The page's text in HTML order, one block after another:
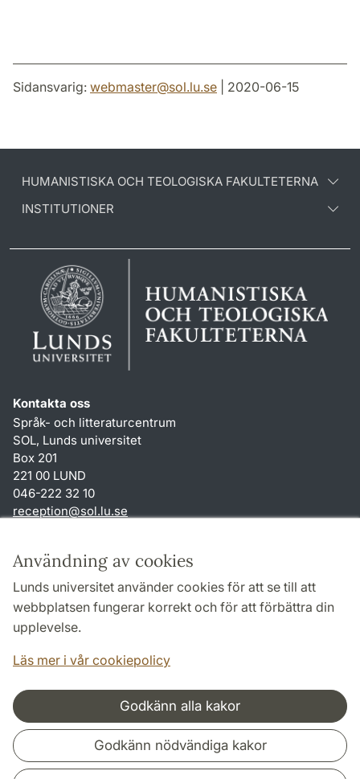
Användning av cookies
Lunds universitet använder cookies för att se till att
webbplatsen fungerar korrekt och för att förbättra din
upplevelse.
Läs mer i vår cookiepolicy
Godkänn alla kakor
Godkänn nödvändiga kakor
Sidansvarig: webmaster@sol.lu.se | 2020-06-15
HUMANISTISKA OCH TEOLOGISKA FAKULTETERNA
INSTITUTIONER
Kontakta oss
Språk- och litteraturcentrum
SOL, Lunds universitet
Box 201
221 00 LUND
046-222 32 10
reception@sol.lu.se
Genvägar
Om webbplatsen och cookies
Behandling av personuppgifter
Tillgänglighetsredogörelse
Samarbeten och nätverk